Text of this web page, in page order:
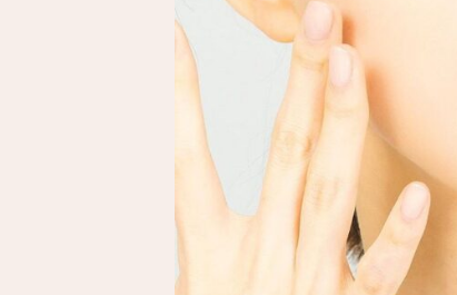
クリ
ーミ
リッ
プス
ティ
ック